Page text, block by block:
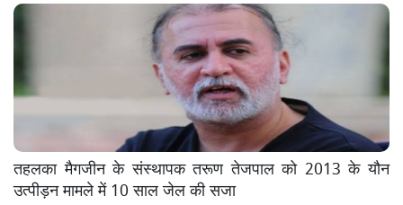
तहलका मैगजीन के संस्थापक तरूण तेजपाल को 2013 के यौन
उत्पीड़न मामले में 10 साल जेल की सजा